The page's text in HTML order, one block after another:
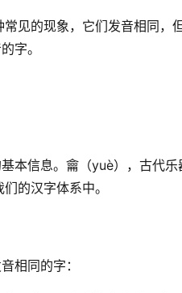
的现象，它们发音相同，
字。
信息。龠（yuè），古代乐
的汉字体系中。
相同的字：